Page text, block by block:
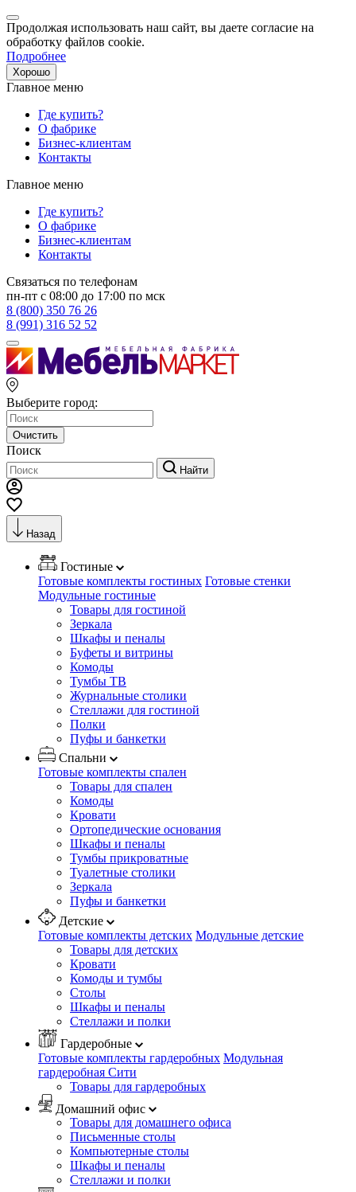
Продолжая использовать наш сайт, вы даете согласие на
обработку файлов cookie.
Подробнее
Хорошо
Главное меню
Где купить?
О фабрике
Бизнес-клиентам
Контакты
Главное меню
Где купить?
О фабрике
Бизнес-клиентам
Контакты
Связаться по телефонам
пн-пт с 08:00 до 17:00 по мск
8 (800) 350 76 26
8 (991) 316 52 52
Выберите город:
Очистить
Поиск
Найти
Назад
Гостиные
Готовые комплекты гостиных Готовые стенки
Модульные гостиные
Товары для гостиной
Зеркала
Шкафы и пеналы
Буфеты и витрины
Комоды
Тумбы ТВ
Журнальные столики
Стеллажи для гостиной
Полки
Пуфы и банкетки
Спальни
Готовые комплекты спален
Товары для спален
Комоды
Кровати
Ортопедические основания
Шкафы и пеналы
Тумбы прикроватные
Туалетные столики
Зеркала
Пуфы и банкетки
Детские
Готовые комплекты детских Модульные детские
Товары для детских
Кровати
Комоды и тумбы
Столы
Шкафы и пеналы
Стеллажи и полки
Гардеробные
Готовые комплекты гардеробных Модульная
гардеробная Сити
Товары для гардеробных
Домашний офис
Товары для домашнего офиса
Письменные столы
Компьютерные столы
Шкафы и пеналы
Стеллажи и полки